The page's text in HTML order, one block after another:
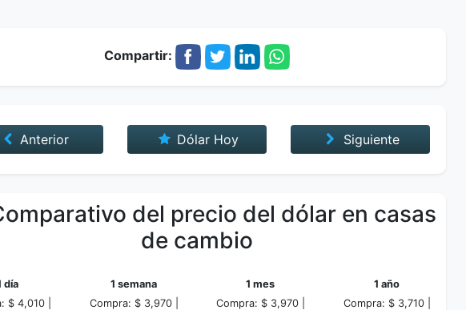
Compartir:
Anterior Dólar Hoy Siguiente
del precio del dólar en casas
de cambio
día
$ 4,010 |
1 semana
Compra: $ 3,970 |
1 mes
Compra: $ 3,970 |
1 año
Compra: $ 3,710 |